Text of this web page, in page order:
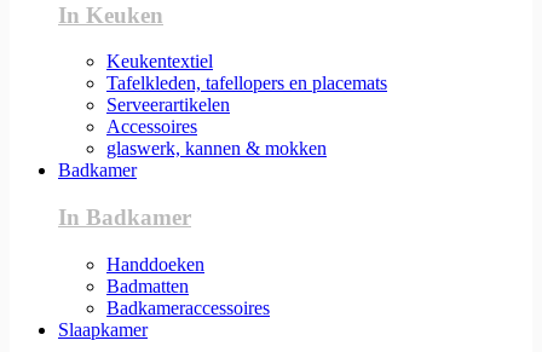
In Keuken
Keukentextiel
Tafelkleden, tafellopers en placemats
Serveerartikelen
Accessoires
glaswerk, kannen & mokken
Badkamer
In Badkamer
Handdoeken
Badmatten
Badkameraccessoires
Slaapkamer